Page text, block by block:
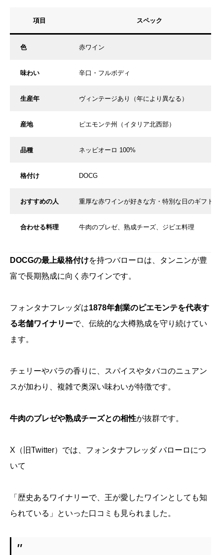
項目 スペック
色 赤ワイン
味わい 辛口・フルボディ
生産年 ヴィンテージあり（年により異なる）
産地 ピエモンテ州（イタリア北西部）
品種 ネッビオーロ 100%
格付け DOCG
おすすめの人 重厚な赤ワインが好きな方・特別な日のギフトに
合わせる料理 牛肉のブレゼ、熟成チーズ、ジビエ料理
DOCGの最上級格付けを持つバローロは、タンニンが豊
富で長期熟成に向く赤ワインです。
フォンタナフレッダは1878年創業のピエモンテを代表す
る老舗ワイナリーで、伝統的な大樽熟成を守り続けてい
ます。
チェリーやバラの香りに、スパイスやタバコのニュアン
スが加わり、複雑で奥深い味わいが特徴です。
牛肉のブレゼや熟成チーズとの相性が抜群です。
X（旧Twitter）では、フォンタナフレッダ バローロにつ
いて
「歴史あるワイナリーで、王が愛したワインとしても知
られている」といった口コミも見られました。